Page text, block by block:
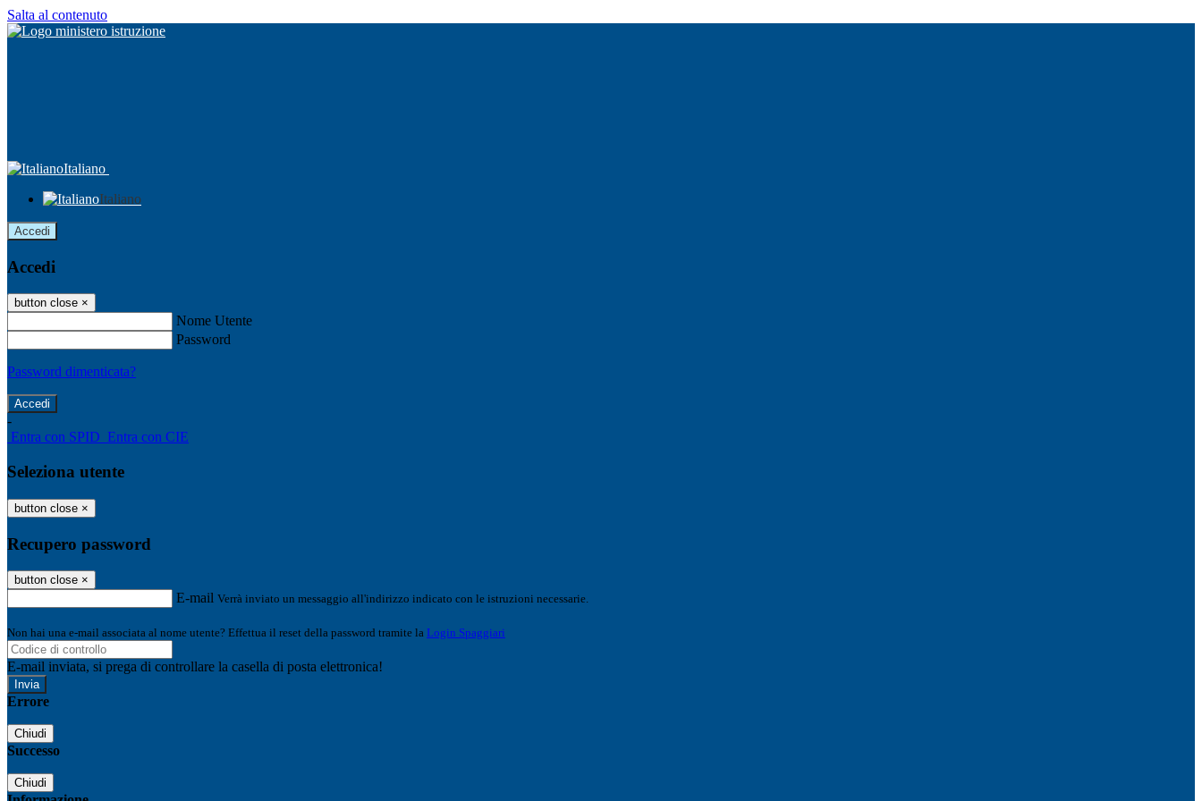
Salta al contenuto
Italiano
Italiano
Accedi
Accedi
button close ×
Nome Utente
Password
Password dimenticata?
-
Entra con SPID Entra con CIE
Seleziona utente
button close ×
Recupero password
button close ×
E-mail Verrà inviato un messaggio all'indirizzo indicato con le istruzioni necessarie.
Non hai una e-mail associata al nome utente? Effettua il reset della password tramite la Login Spaggiari
E-mail inviata, si prega di controllare la casella di posta elettronica!
Errore
Chiudi
Successo
Chiudi